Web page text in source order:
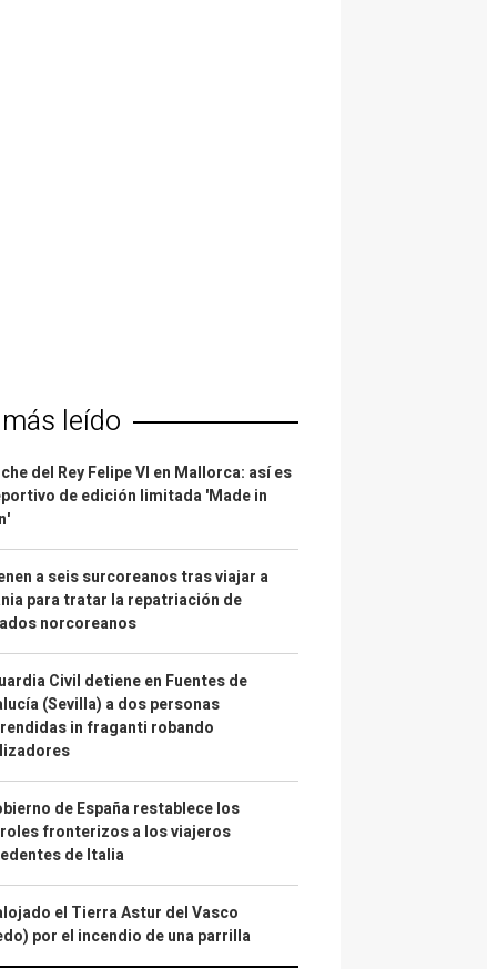
leído
del Rey Felipe VI en Mallorca: así es
de edición limitada 'Made in
a seis surcoreanos tras viajar a
para tratar la repatriación de
norcoreanos
Civil detiene en Fuentes de
(Sevilla) a dos personas
in fraganti robando
de España restablece los
fronterizos a los viajeros
de Italia
el Tierra Astur del Vasco
por el incendio de una parrilla